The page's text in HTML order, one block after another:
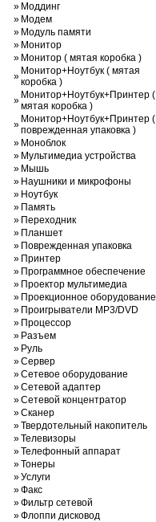
» Моддинг
» Модем
» Модуль памяти
» Монитор
» Монитор ( мятая коробка )
» Монитор+Ноутбук ( мятая
коробка )
» Монитор+Ноутбук+Принтер (
мятая коробка )
» Монитор+Ноутбук+Принтер (
поврежденная упаковка )
» Моноблок
» Мультимедиа устройства
» Мышь
» Наушники и микрофоны
» Ноутбук
» Память
» Переходник
» Планшет
» Поврежденная упаковка
» Принтер
» Программное обеспечение
» Проектор мультимедиа
» Проекционное оборудование
» Проигрыватели MP3/DVD
» Процессор
» Разъем
» Руль
»Сервер
»Сетевое оборудование
»Сетевой адаптер
»Сетевой концентратор
»Сканер
»Твердотельный накопитель
»Телевизоры
»Телефонный аппарат
»Тонеры
»Услуги
»Факс
»Фильтр сетевой
»Флоппи дисковод